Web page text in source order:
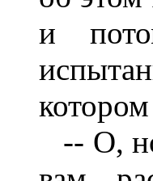
и
-- О,